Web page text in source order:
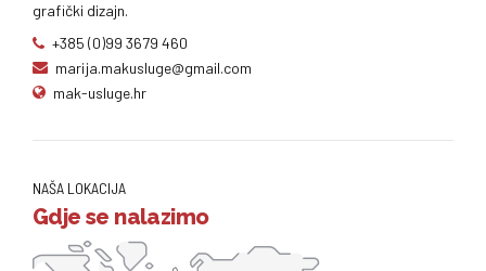
grafički dizajn.
+385 (0)99 3679 460
marija.makusluge@gmail.com
mak-usluge.hr
NAŠA LOKACIJA
Gdje se nalazimo